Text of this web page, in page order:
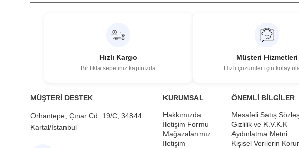
Hızlı Kargo
Bir tıkla sepetiniz kapınızda
Müşteri Hizmetleri
Hızlı çözümler için kolay
MÜŞTERİ DESTEK
Orhantepe, Çınar Cd. 19/C, 34844
Kartal/İstanbul
KURUMSAL
Hakkımızda
İletişim Formu
Mağazalarımız
İletişim
ÖNEMLİ BİLGİLER
Mesafeli Satış
Gizlilik ve K.V.K.K
Aydınlatma Metni
Kişisel Verilerin